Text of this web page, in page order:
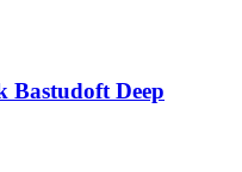
Bastudoft Deep